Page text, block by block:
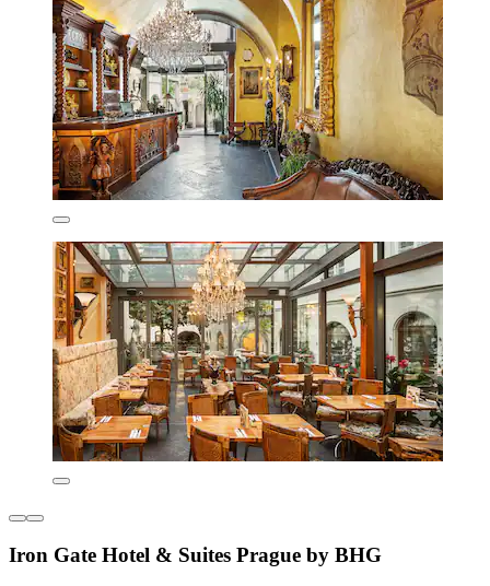
Iron Gate Hotel & Suites Prague by BHG